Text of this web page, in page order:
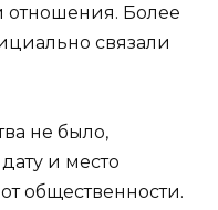
отношения. Более
связали
не было,
и место
общественности.